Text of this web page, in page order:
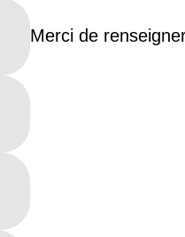
à
de vos
de main.
Merci de